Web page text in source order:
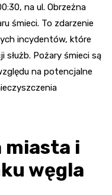
na ul. Obrzeżna
śmieci. To zdarzenie
incydentów, które
służb. Pożary śmieci są
na potencjalne
miasta i
węgla